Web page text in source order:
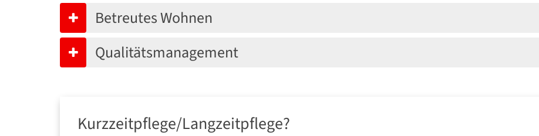
Betreutes Wohnen
Qualitätsmanagement
Kurzzeitpflege/Langzeitpflege?